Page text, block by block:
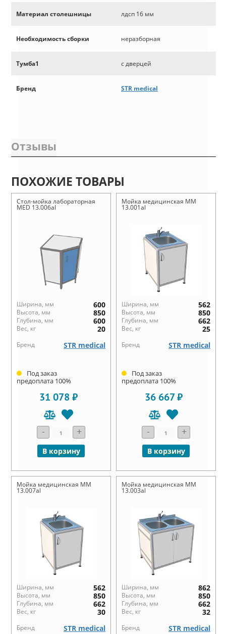
Материал столешницы лдсп 16 мм
Необходимость сборки неразборная
Тумба1 с дверцей
Бренд STR medical
Отзывы
ПОХОЖИЕ ТОВАРЫ
Стол-мойка лабораторная
MED 13.006al
Ширина, мм 600
Высота, мм 850
Глубина, мм 600
Вес, кг 20
Бренд STR medical
Под заказ
предоплата 100%
31 078 ₽
- +
В корзину
Мойка медицинская ММ
13.001al
Ширина, мм 562
Высота, мм 850
Глубина, мм 662
Вес, кг 25
Бренд STR medical
Под заказ
предоплата 100%
36 667 ₽
- +
В корзину
Мойка медицинская ММ
13.007al
Ширина, мм 562
Высота, мм 850
Глубина, мм 662
Вес, кг 30
Бренд STR medical
Мойка медицинская ММ
13.003al
Ширина, мм 862
Высота, мм 850
Глубина, мм 662
Вес, кг 32
Бренд STR medical